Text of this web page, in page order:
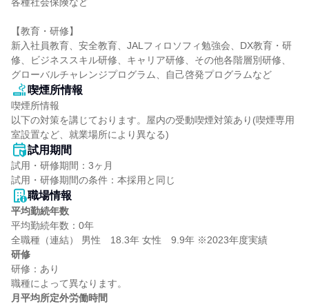
【教育・研修】
新入社員教育、安全教育、JALフィロソフィ勉強会、DX教育・研
修、ビジネススキル研修、キャリア研修、その他各階層別研修、
グローバルチャレンジプログラム、自己啓発プログラムなど
喫煙所情報
喫煙所情報
以下の対策を講じております。屋内の受動喫煙対策あり(喫煙専用
室設置など、就業場所により異なる)
試用期間
試用・研修期間：3ヶ月
職場情報
平均勤続年数
平均勤続年数：0年
研修
研修：あり
月平均所定外労働時間